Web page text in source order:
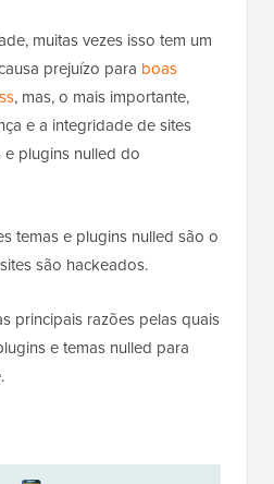
muitas vezes isso tem um
prejuízo para boas
, mas, o mais importante,
e a integridade de sites
e plugins nulled do
temas e plugins nulled são o
são hackeados.
principais razões pelas quais
e temas nulled para